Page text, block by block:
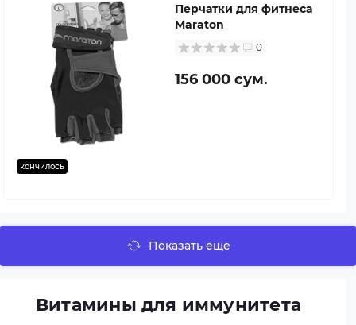
кончилось
Перчатки для фитнеса
Maraton
0
156 000 сум.
Показать еще
Витамины для иммунитета